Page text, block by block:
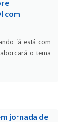
com
já está com
o tema
jornada de